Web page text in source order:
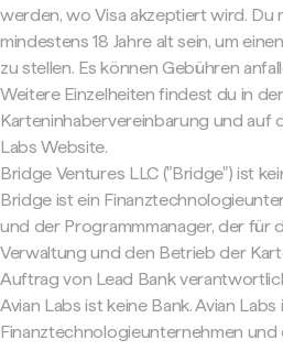
werden, wo Visa akzeptiert wird. Du
mindestens 18 Jahre alt sein, um
zu stellen. Es können Gebühren
Weitere Einzelheiten findest du in der
Karteninhabervereinbarung und auf
Labs Website.
Bridge Ventures LLC ("Bridge") ist
Bridge ist ein
und der Programmmanager, der für
Verwaltung und den Betrieb der
Auftrag von Lead Bank
Avian Labs ist keine Bank. Avian Labs
Finanztechnologieunternehmen und